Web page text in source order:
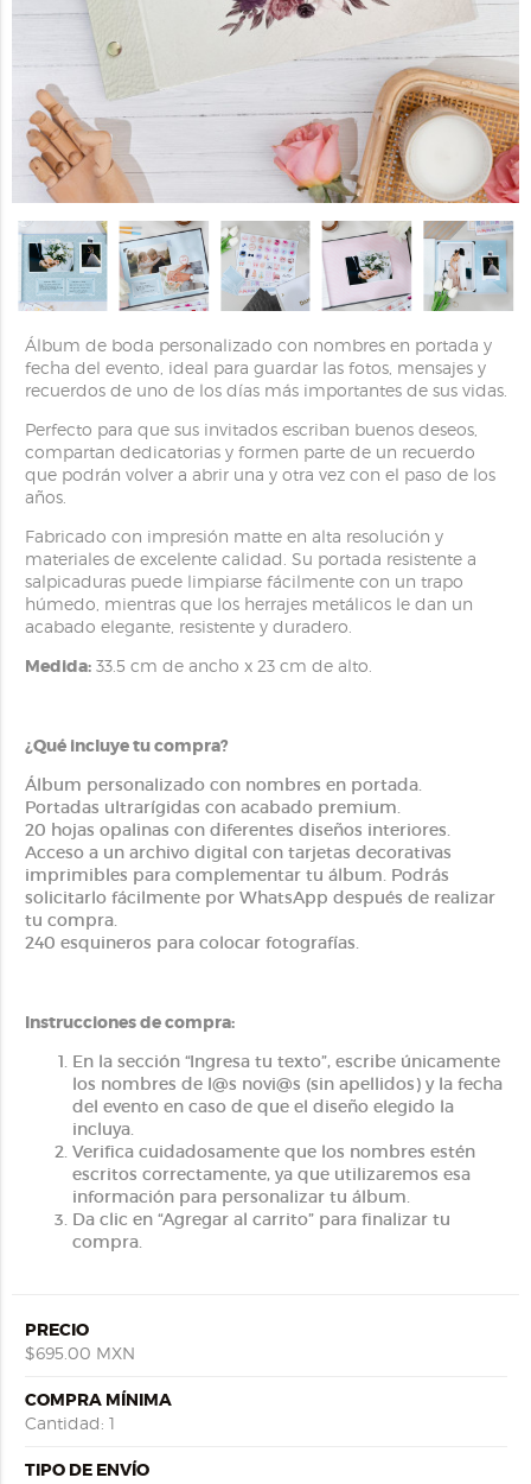
Álbum de boda personalizado con nombres en portada y
fecha del evento, ideal para guardar las fotos, mensajes y
recuerdos de uno de los días más importantes de sus vidas.
Perfecto para que sus invitados escriban buenos deseos,
compartan dedicatorias y formen parte de un recuerdo
que podrán volver a abrir una y otra vez con el paso de los
años.
Fabricado con impresión matte en alta resolución y
materiales de excelente calidad. Su portada resistente a
salpicaduras puede limpiarse fácilmente con un trapo
húmedo, mientras que los herrajes metálicos le dan un
acabado elegante, resistente y duradero.
Medida:33.5 cm de ancho x 23 cm de alto.
¿Qué incluye tu compra?
Álbum personalizado con nombres en portada.
Portadas ultrarígidas con acabado premium.
20 hojas opalinas con diferentes diseños interiores.
Acceso a un archivo digital con tarjetas decorativas
imprimibles para complementar tu álbum. Podrás
solicitarlo fácilmente por WhatsApp después de realizar
tu compra.
240 esquineros para colocar fotografías.
Instrucciones de compra:
En la sección “Ingresa tu texto”, escribe únicamente
los nombres de l@s novi@s (sin apellidos) y la fecha
del evento en caso de que el diseño elegido la
incluya.
Verifica cuidadosamente que los nombres estén
escritos correctamente, ya que utilizaremos esa
información para personalizar tu álbum.
Da clic en “Agregar al carrito” para finalizar tu
compra.
PRECIO
$695.00 MXN
COMPRA MÍNIMA
Cantidad: 1
TIPO DE ENVÍO